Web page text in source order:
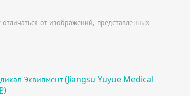
от изображений, представленных
Эквипмент (Jiangsu Yuyue Medical